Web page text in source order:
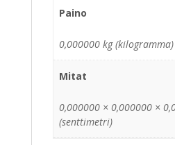
Paino
0,000000 kg (kilogramma)
Mitat
0,000000 × 0,000000 ×
(senttimetri)